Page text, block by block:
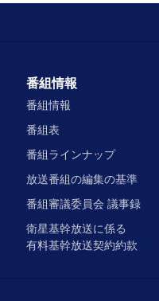
番組情報
番組情報
番組表
番組ラインナップ
放送番組の編集の基準
番組審議委員会 議事録
衛星基幹放送に係る
有料基幹放送契約約款